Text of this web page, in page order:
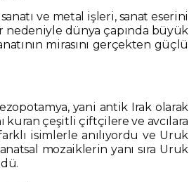
ve metal işleri, sanat eserini
nedeniyle dünya çapında büyük
mirasını gerçekten güçlü
yani antik Irak olarak
kuran çeşitli çiftçilere ve avcılara
isimlerle anılıyordu ve Uruk
mozaiklerin yanı sıra Uruk